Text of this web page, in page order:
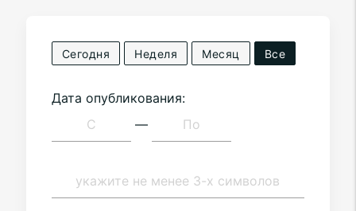
Сегодня Неделя Месяц Все
Дата опубликования:
—